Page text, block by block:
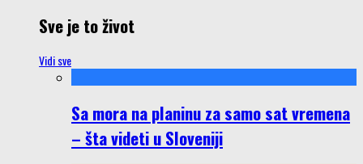
Sve je to život
Vidi sve
Sa mora na planinu za samo sat vremena
– šta videti u Sloveniji